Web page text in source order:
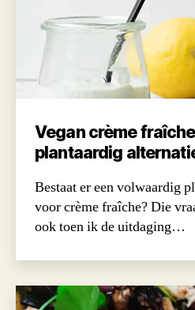
Vegan crème
plantaardig
Bestaat er een volwaardig
voor crème fraîche? Die
ook toen ik de uitdaging…